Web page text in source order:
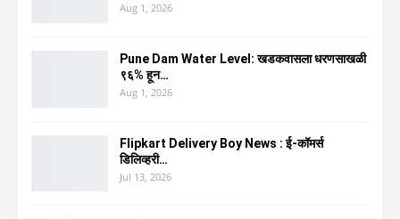
Aug 1, 2026
Pune Dam Water Level: खडकवासला धरणसाखळी
९६% हून…
Aug 1, 2026
Flipkart Delivery Boy News : ई-कॉमर्स
डिलिव्हरी…
Jul 13, 2026